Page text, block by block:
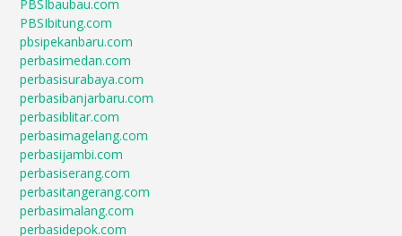
PBSIbaubau.com
PBSIbitung.com
pbsipekanbaru.com
perbasimedan.com
perbasisurabaya.com
perbasibanjarbaru.com
perbasiblitar.com
perbasimagelang.com
perbasijambi.com
perbasiserang.com
perbasitangerang.com
perbasimalang.com
perbasidepok.com